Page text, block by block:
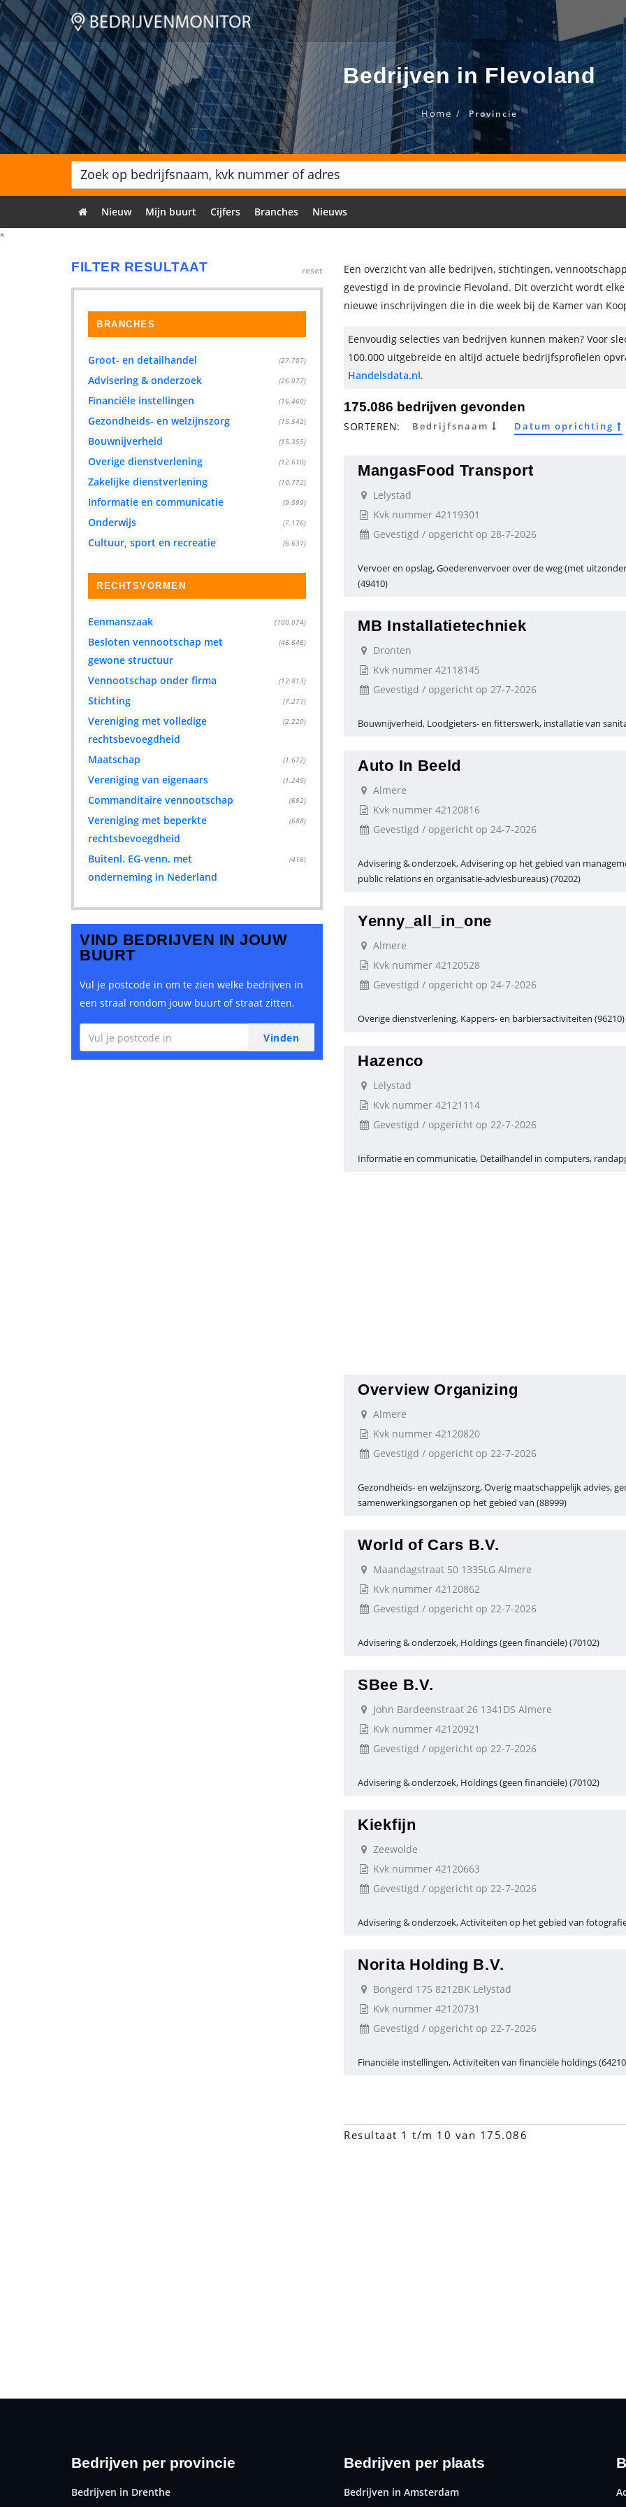
Bedrijven in Flevoland
Home Provincie
Nieuw Mijn buurt Cijfers Branches
Nieuws
"
FILTER RESULTAAT reset
BRANCHES
Groot- en detailhandel (27.707)
Advisering & onderzoek (26.077)
Financiële instellingen (16.460)
Gezondheids- en welzijnszorg (15.542)
Bouwnijverheid (15.355)
Overige dienstverlening (12.610)
Zakelijke dienstverlening (10.772)
Informatie en communicatie (9.599)
Onderwijs (7.176)
Cultuur, sport en recreatie (6.631)
RECHTSVORMEN
Eenmanszaak (100.074)
Besloten vennootschap met
gewone structuur
(46.646)
Vennootschap onder firma (12.813)
Stichting (7.271)
Vereniging met volledige
rechtsbevoegdheid
(2.220)
Maatschap (1.672)
Vereniging van eigenaars (1.245)
Commanditaire vennootschap (692)
Vereniging met beperkte
rechtsbevoegdheid
(688)
Buitenl. EG-venn. met
onderneming in Nederland
(416)
VIND BEDRIJVEN IN JOUW
BUURT
Vul je postcode in om te zien welke bedrijven in
een straal rondom jouw buurt of straat zitten.
Een overzicht van alle bedrijven, stichtingen,
gevestigd in de provincie Flevoland. Dit overzicht wordt
nieuwe inschrijvingen die in die week bij de Kamer van
Eenvoudig selecties van bedrijven kunnen maken? Voor
100.000 uitgebreide en altijd actuele bedrijfsprofielen
Handelsdata.nl.
175.086 bedrijven gevonden
SORTEREN: Bedrijfsnaam Datum oprichting
MangasFood Transport
Lelystad
Kvk nummer 42119301
Gevestigd / opgericht op 28-7-2026
Vervoer en opslag, Goederenvervoer over de weg (met
(49410)
MB Installatietechniek
Dronten
Kvk nummer 42118145
Gevestigd / opgericht op 27-7-2026
Bouwnijverheid, Loodgieters- en fitterswerk, installatie van
Auto In Beeld
Almere
Kvk nummer 42120816
Gevestigd / opgericht op 24-7-2026
Advisering & onderzoek, Advisering op het gebied van
public relations en organisatie-adviesbureaus) (70202)
Yenny_all_in_one
Almere
Kvk nummer 42120528
Gevestigd / opgericht op 24-7-2026
Overige dienstverlening, Kappers- en barbiersactiviteiten (96210)
Hazenco
Lelystad
Kvk nummer 42121114
Gevestigd / opgericht op 22-7-2026
Informatie en communicatie, Detailhandel in computers,
Overview Organizing
Almere
Kvk nummer 42120820
Gevestigd / opgericht op 22-7-2026
Gezondheids- en welzijnszorg, Overig maatschappelijk advies,
samenwerkingsorganen op het gebied van (88999)
World of Cars B.V.
Maandagstraat 50 1335LG Almere
Kvk nummer 42120862
Gevestigd / opgericht op 22-7-2026
Advisering & onderzoek, Holdings (geen financiële) (70102)
SBee B.V.
John Bardeenstraat 26 1341DS Almere
Kvk nummer 42120921
Gevestigd / opgericht op 22-7-2026
Advisering & onderzoek, Holdings (geen financiële) (70102)
Kiekfijn
Zeewolde
Kvk nummer 42120663
Gevestigd / opgericht op 22-7-2026
Advisering & onderzoek, Activiteiten op het gebied van
Norita Holding B.V.
Bongerd 175 8212BK Lelystad
Kvk nummer 42120731
Gevestigd / opgericht op 22-7-2026
Financiële instellingen, Activiteiten van financiële holdings
Resultaat 1 t/m 10 van 175.086
Bedrijven per provincie
Bedrijven in Drenthe
Bedrijven per plaats
Bedrijven in Amsterdam